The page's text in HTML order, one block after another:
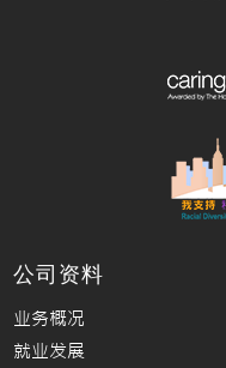
公司资料
业务概况
就业发展